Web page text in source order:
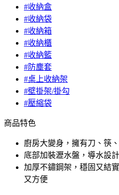
#收納盒
#收納袋
#收納箱
#收納櫃
#收納籃
#防塵套
#桌上收納架
#壁掛架/掛勾
#壓縮袋
商品特色
廚房大變身，擁有刀、筷
底部加裝瀝水盤，導水設
加厚不鏽鋼架，穩固又結
又方便